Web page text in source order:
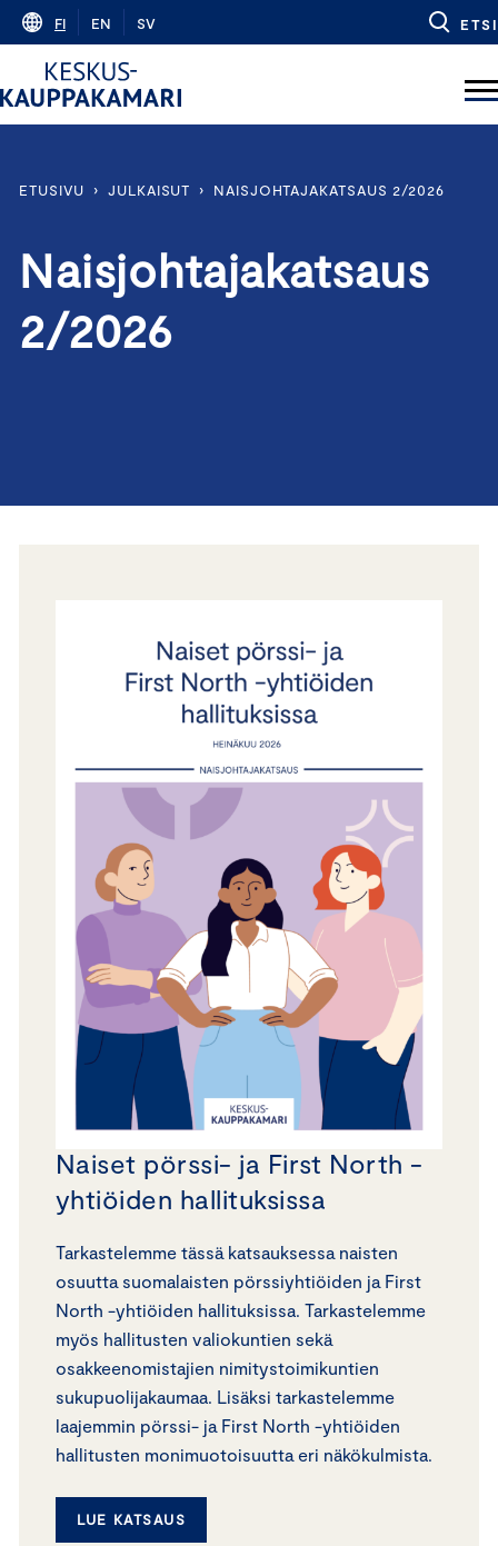
Skip
content
FI EN SV ETSI
ETUSIVU › JULKAISUT › NAISJOHTAJAKATSAUS 2/2026
Naisjohtajakatsaus
2/2026
Naiset pörssi- ja First North -
yhtiöiden hallituksissa
Tarkastelemme tässä katsauksessa naisten
osuutta suomalaisten pörssiyhtiöiden ja First
North -yhtiöiden hallituksissa. Tarkastelemme
myös hallitusten valiokuntien sekä
osakkeenomistajien nimitystoimikuntien
sukupuolijakaumaa. Lisäksi tarkastelemme
laajemmin pörssi- ja First North -yhtiöiden
hallitusten monimuotoisuutta eri näkökulmista.
LUE KATSAUS